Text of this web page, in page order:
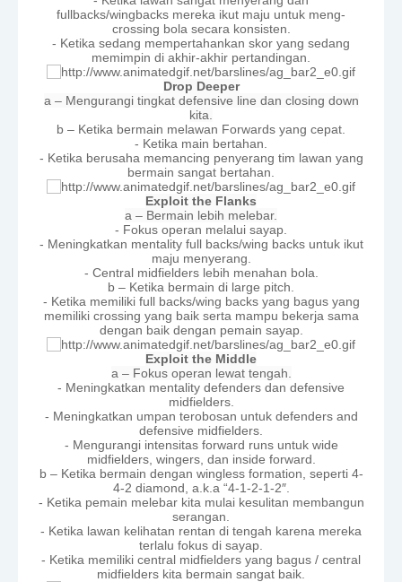
fullbacks/wingbacks mereka ikut maju untuk meng-
crossing bola secara konsisten.
- Ketika sedang mempertahankan skor yang sedang
memimpin di akhir-akhir pertandingan.
Drop Deeper
a – Mengurangi tingkat defensive line dan closing down
kita.
b – Ketika bermain melawan Forwards yang cepat.
- Ketika main bertahan.
- Ketika berusaha memancing penyerang tim lawan yang
bermain sangat bertahan.
Exploit the Flanks
a – Bermain lebih melebar.
- Fokus operan melalui sayap.
- Meningkatkan mentality full backs/wing backs untuk ikut
maju menyerang.
- Central midfielders lebih menahan bola.
b – Ketika bermain di large pitch.
- Ketika memiliki full backs/wing backs yang bagus yang
memiliki crossing yang baik serta mampu bekerja sama
dengan baik dengan pemain sayap.
Exploit the Middle
a – Fokus operan lewat tengah.
- Meningkatkan mentality defenders dan defensive
midfielders.
- Meningkatkan umpan terobosan untuk defenders and
defensive midfielders.
- Mengurangi intensitas forward runs untuk wide
midfielders, wingers, dan inside forward.
b – Ketika bermain dengan wingless formation, seperti 4-
4-2 diamond, a.k.a “4-1-2-1-2″.
- Ketika pemain melebar kita mulai kesulitan membangun
serangan.
- Ketika lawan kelihatan rentan di tengah karena mereka
terlalu fokus di sayap.
- Ketika memiliki central midfielders yang bagus / central
midfielders kita bermain sangat baik.